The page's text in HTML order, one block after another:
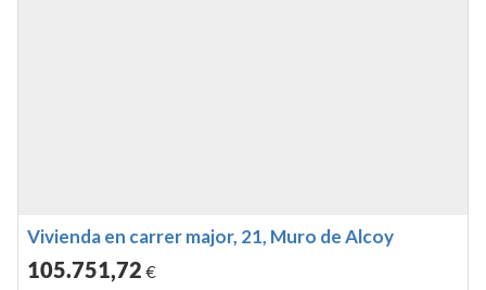
Vivienda en carrer major, 21, Muro de Alcoy
105.751,72 €